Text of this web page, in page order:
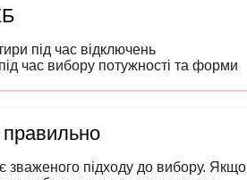
під час відключень
час вибору потужності та форми
зваженого підходу до вибору. Якщо